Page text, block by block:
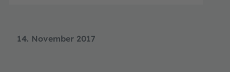
14. November 2017